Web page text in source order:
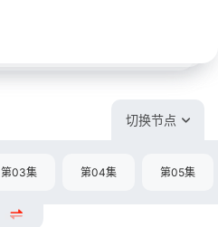
切换节点
第03集 第04集 第05集